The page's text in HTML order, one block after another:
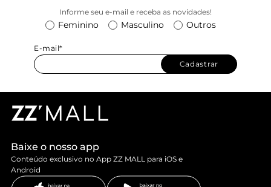
Informe seu e-mail e receba as novidades!
Feminino Masculino Outros
E-mail*
Cadastrar
Baixe o nosso app
Conteúdo exclusivo no App ZZ MALL para iOS e
Android